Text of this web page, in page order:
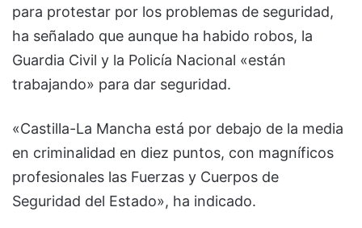
para protestar por los problemas de seguridad,
ha señalado que aunque ha habido robos, la
Guardia Civil y la Policía Nacional «están
trabajando» para dar seguridad.
«Castilla-La Mancha está por debajo de la media
en criminalidad en diez puntos, con magníficos
profesionales las Fuerzas y Cuerpos de
Seguridad del Estado», ha indicado.